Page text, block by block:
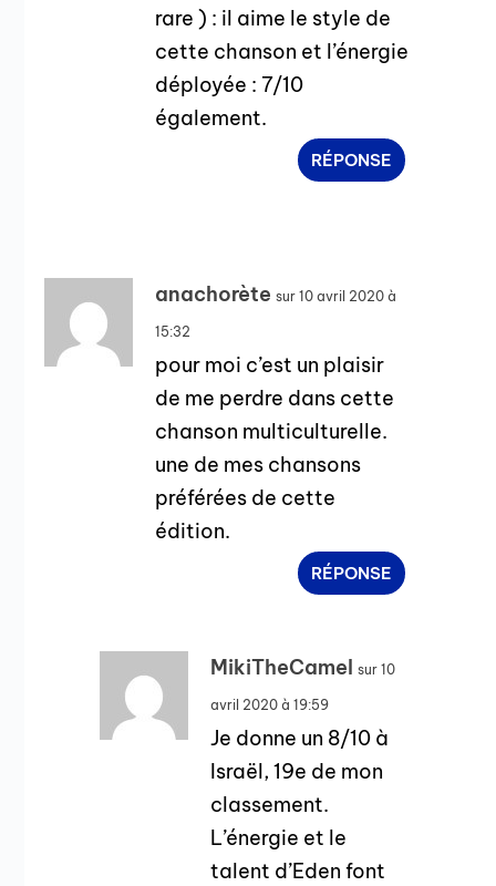
rare ) : il aime le style de
cette chanson et l’énergie
déployée : 7/10
également.
RÉPONSE
anachorète sur 10 avril 2020 à
15:32
pour moi c’est un plaisir
de me perdre dans cette
chanson multiculturelle.
une de mes chansons
préférées de cette
édition.
RÉPONSE
MikiTheCamel sur 10
avril 2020 à 19:59
Je donne un 8/10 à
Israël, 19e de mon
classement.
L’énergie et le
talent d’Eden font